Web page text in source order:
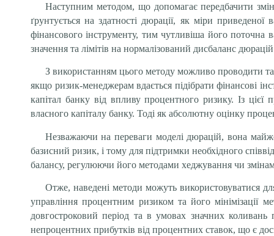
Наступним методом, що допомагає передбачити
ґрунтується на здатності дюрації, як міри
фінансового інструменту, тим чутливіша його поточна
значення та лімітів на нормалізований дисбаланс
З використанням цього методу можливо проводити
якщо ризик-менеджерам вдається підібрати фінансові
капітал банку від впливу процентного ризику. Із
власного капіталу банку. Тоді як абсолютну оцінку
Незважаючи на переваги моделі дюрацій, вона
базисний ризик, і тому для підтримки необхідного
балансу, регулюючи його методами хеджування чи
Отже, наведені методи можуть використовуватися
управління процентним ризиком та його мінімізації
довгостроковий період та в умовах значних коливань
непроцентних прибутків від процентних ставок, що є